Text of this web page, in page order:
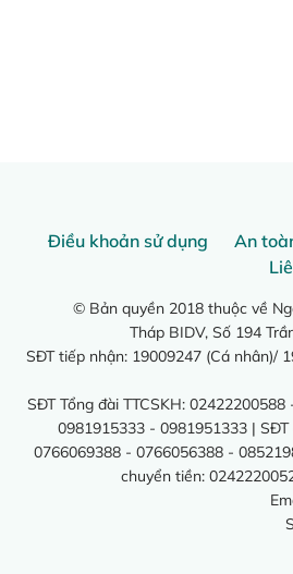
Điều khoản sử dụng An
© Bản quyền 2018 thuộc về
Tháp BIDV, Số 194
SĐT tiếp nhận: 19009247 (Cá nhân)/
SĐT Tổng đài TTCSKH:
0981915333 - 0981951333 |
0766069388 - 0766056388 -
chuyển tiền: